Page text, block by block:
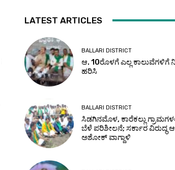
LATEST ARTICLES
BALLARI DISTRICT
ಆ. 10ರೊಳಗೆ ಎಲ್ಲ ಕಾಲುವೆಗಳಿಗೆ
ಹರಿಸಿ
BALLARI DISTRICT
ಸಿಡಗಿನಮೊಳ, ಕಾರೆಕಲ್ಲು
ಬೆಳೆ ಪರಿಶೀಲನೆ; ಸರ್ಕಾರ ವಿರುದ್ಧ
ಅಶೋಕ್ ವಾಗ್ದಾಳಿ